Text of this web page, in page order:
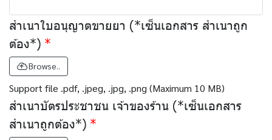
สำเนาใบอนุญาตขายยา (*เซ็นเอกสาร สำเนาถูก
ต้อง*)
Browse..
Support file .pdf, .jpeg, .jpg, .png (Maximum 10 MB)
สำเนาบัตรประชาชน เจ้าของร้าน (*เซ็นเอกสาร
สำเนาถูกต้อง*)